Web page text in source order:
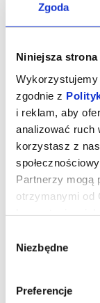
Zgoda
Niniejsza
Wykorzystujemy
zgodnie z
i reklam, aby
analizować ruch
korzystasz z
Partnerzy mogą
otrzymanymi od
zgody
Niezbędne
Preferencje
Prod. USA/Wlk.
Dwadzieścia sześć